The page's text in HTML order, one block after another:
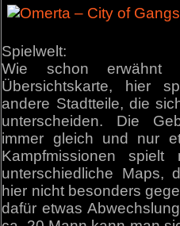
Spielwelt:
Wie schon
Übersichtskarte, hier
andere Stadtteile, die
unterscheiden. Die
immer gleich und nur
Kampfmissionen
unterschiedliche Maps,
hier nicht besonders
dafür etwas